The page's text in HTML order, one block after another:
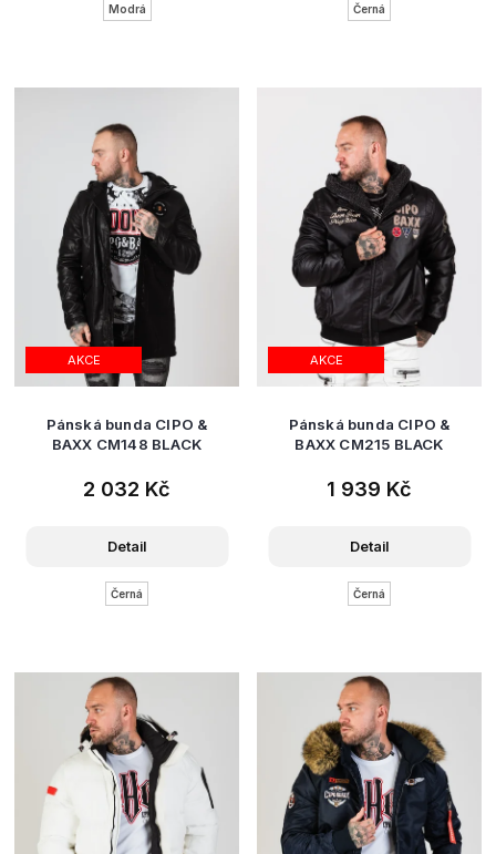
Modrá Černá
AKCE
Pánská bunda CIPO &
BAXX CM148 BLACK
2 032 Kč
Detail
Černá
AKCE
Pánská bunda CIPO &
BAXX CM215 BLACK
1 939 Kč
Detail
Černá